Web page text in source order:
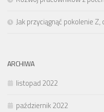
Jak przyciągnąć pokolenie
ARCHIWA
listopad 2022
październik 2022